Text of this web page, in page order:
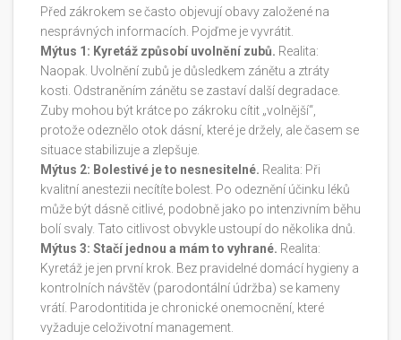
Před zákrokem se často objevují obavy založené na
nesprávných informacích. Pojďme je vyvrátit.
Mýtus 1: Kyretáž způsobí uvolnění zubů. Realita:
Naopak. Uvolnění zubů je důsledkem zánětu a ztráty
kosti. Odstraněním zánětu se zastaví další degradace.
Zuby mohou být krátce po zákroku cítit „volnější“,
protože odeznělo otok dásní, které je držely, ale časem se
situace stabilizuje a zlepšuje.
Mýtus 2: Bolestivé je to nesnesitelné. Realita: Při
kvalitní anestezii necítíte bolest. Po odeznění účinku léků
může být dásně citlivé, podobně jako po intenzivním běhu
bolí svaly. Tato citlivost obvykle ustoupí do několika dnů.
Mýtus 3: Stačí jednou a mám to vyhrané. Realita:
Kyretáž je jen první krok. Bez pravidelné domácí hygieny a
kontrolních návštěv (parodontální údržba) se kameny
vrátí. Parodontitida je chronické onemocnění, které
vyžaduje celoživotní management.